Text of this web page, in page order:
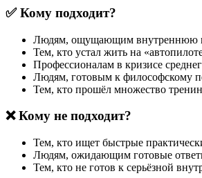
✅ Кому подходит?
Людям, ощущающим внутреннюю
Тем, кто устал жить на
Профессионалам в кризисе
Людям, готовым к философскому
Тем, кто прошёл множество
❌ Кому не подходит?
Тем, кто ищет быстрые
Людям, ожидающим готовые
Тем, кто не готов к серьёзной